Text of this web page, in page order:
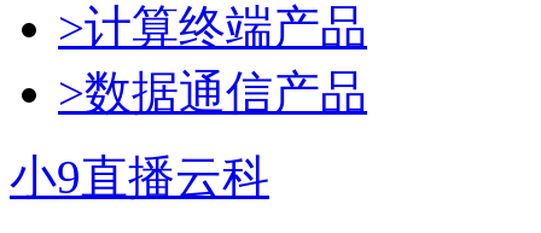
>计算终端产品
>数据通信产品
小9直播云科